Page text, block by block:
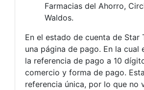
Farmacias del Ahorro,
Waldos.
En el estado de cuenta de Star
una página de pago. En la cual
la referencia de pago a 10
comercio y forma de pago.
referencia única, por lo que no